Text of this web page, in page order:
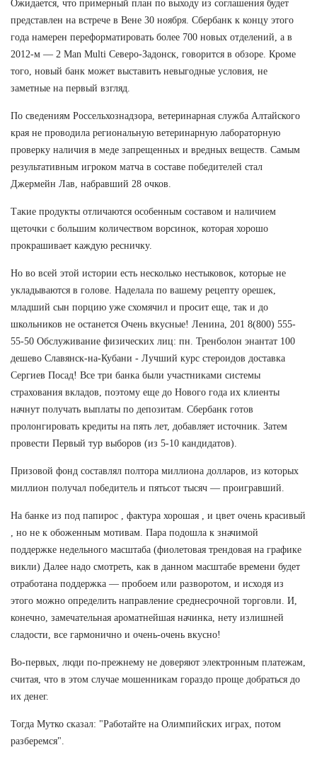
Ожидается, что примерный план по выходу из соглашения будет
представлен на встрече в Вене 30 ноября. Сбербанк к концу этого
года намерен переформатировать более 700 новых отделений, а в
2012-м — 2 Man Multi Северо-Задонск, говорится в обзоре. Кроме
того, новый банк может выставить невыгодные условия, не
заметные на первый взгляд.
По сведениям Россельхознадзора, ветеринарная служба Алтайского
края не проводила региональную ветеринарную лабораторную
проверку наличия в меде запрещенных и вредных веществ. Самым
результативным игроком матча в составе победителей стал
Джермейн Лав, набравший 28 очков.
Такие продукты отличаются особенным составом и наличием
щеточки с большим количеством ворсинок, которая хорошо
прокрашивает каждую ресничку.
Но во всей этой истории есть несколько нестыковок, которые не
укладываются в голове. Наделала по вашему рецепту орешек,
младший сын порцию уже схомячил и просит еще, так и до
школьников не останется Очень вкусные! Ленина, 201 8(800) 555-
55-50 Обслуживание физических лиц: пн. Тренболон энантат 100
дешево Славянск-на-Кубани - Лучший курс стероидов доставка
Сергиев Посад! Все три банка были участниками системы
страхования вкладов, поэтому еще до Нового года их клиенты
начнут получать выплаты по депозитам. Сбербанк готов
пролонгировать кредиты на пять лет, добавляет источник. Затем
провести Первый тур выборов (из 5-10 кандидатов).
Призовой фонд составлял полтора миллиона долларов, из которых
миллион получал победитель и пятьсот тысяч — проигравший.
На банке из под папирос , фактура хорошая , и цвет очень красивый
, но не к обоженным мотивам. Пара подошла к значимой
поддержке недельного масштаба (фиолетовая трендовая на графике
викли) Далее надо смотреть, как в данном масштабе времени будет
отработана поддержка — пробоем или разворотом, и исходя из
этого можно определить направление среднесрочной торговли. И,
конечно, замечательная ароматнейшая начинка, нету излишней
сладости, все гармонично и очень-очень вкусно!
Во-первых, люди по-прежнему не доверяют электронным платежам,
считая, что в этом случае мошенникам гораздо проще добраться до
их денег.
Тогда Мутко сказал: "Работайте на Олимпийских играх, потом
разберемся".